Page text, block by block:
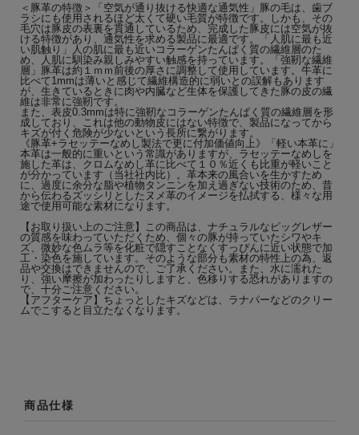
＜豚革の特徴＞「空気が通り抜ける快適な通気性」豚の毛は、歯ブ
ラシにも使用されるほど太くて硬い毛質が特徴です。しかも、その
毛穴は豚皮の表裏を貫通しているため、完成した豚皮には空気が抜
ける特徴があり、通気性を求める製品に最適です。「人肌に最も近
い肌触り」人の肌に最も近いコラーゲンたんぱく質の繊維層のた
め、人肌に馴染み親しみやすい触感を持っています。「強靭な繊維
層」豚革は約１ｍｍ前後の厚さに調整して使用しています。牛革に
比べて1mmは薄いと感じて繊維構造的に弱いとの誤解もあります
が、生きているときに肉や内臓など生体を保護してきた豚の皮の繊
維は非常に強靭です。
また、表皮0.3mmは特に強靭なコラーゲンたんぱく質の繊維層を形
成しており、これは他の動物皮にはない特徴で、製品になってから
キズが付く危険が少ないという長所に繋がります。
《豚革+ラセッテーなめし製法で更に付加価値向上》「軽い本革に」
本革は一般的に重いという常識がありますが、ラセッテーなめしを
施した革は、クロムなめし革に比べて１０％近くも比重が軽いこと
が分かっています（当社社内比）。革本来の風合いを生かすため
に、過度に余分な脂や植物タンニンを加え過ぎない技術のため、昔
から伝わるズッシリとしたヌメ革のイメージを払拭する、様々な用
途で使用可能な素材になります。
【お取り扱い上のご注意】この商品は、ナチュラルなピッグレザー
の質感を味わっていただくため、個々の豚が持っていたシワやキ
ズ、微妙な色ムラ等を化粧で隠すことなくすっぴんに近い状態で加
工・染色を施しています。そのような部分も素材の特性上の為、返
品や交換はできませんので、ご了承ください。また、水に濡れた
り、強い摩擦が加わったりしますと、色移りする恐れがありますの
で、十分ご注意ください。
【アフターケア】ちょっとしたキズなどは、ラナパーなどのクリー
ムでこすると目立たなくなります。
商品仕様